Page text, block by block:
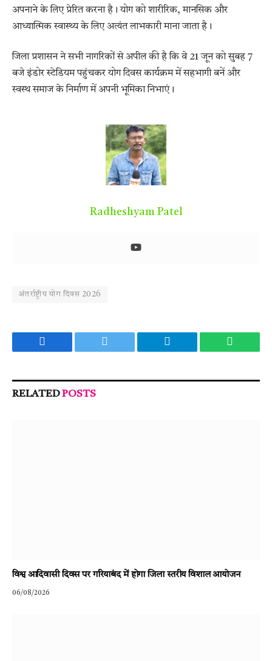
अपनाने के लिए प्रेरित करना है। योग को शारीरिक, मानसिक और
आध्यात्मिक स्वास्थ्य के लिए अत्यंत लाभकारी माना जाता है।
जिला प्रशासन ने सभी नागरिकों से अपील की है कि वे 21 जून को सुबह 7
बजे इंडोर स्टेडियम पहुंचकर योग दिवस कार्यक्रम में सहभागी बनें और
स्वस्थ समाज के निर्माण में अपनी भूमिका निभाएं।
Radheshyam Patel
अंतर्राष्ट्रीय योग दिवस 2026
Facebook Twitter Telegram
RELATEDPOSTS
विश्व आदिवासी दिवस पर गरियाबंद में होगा जिला स्तरीय विशाल आयोजन
06/08/2026